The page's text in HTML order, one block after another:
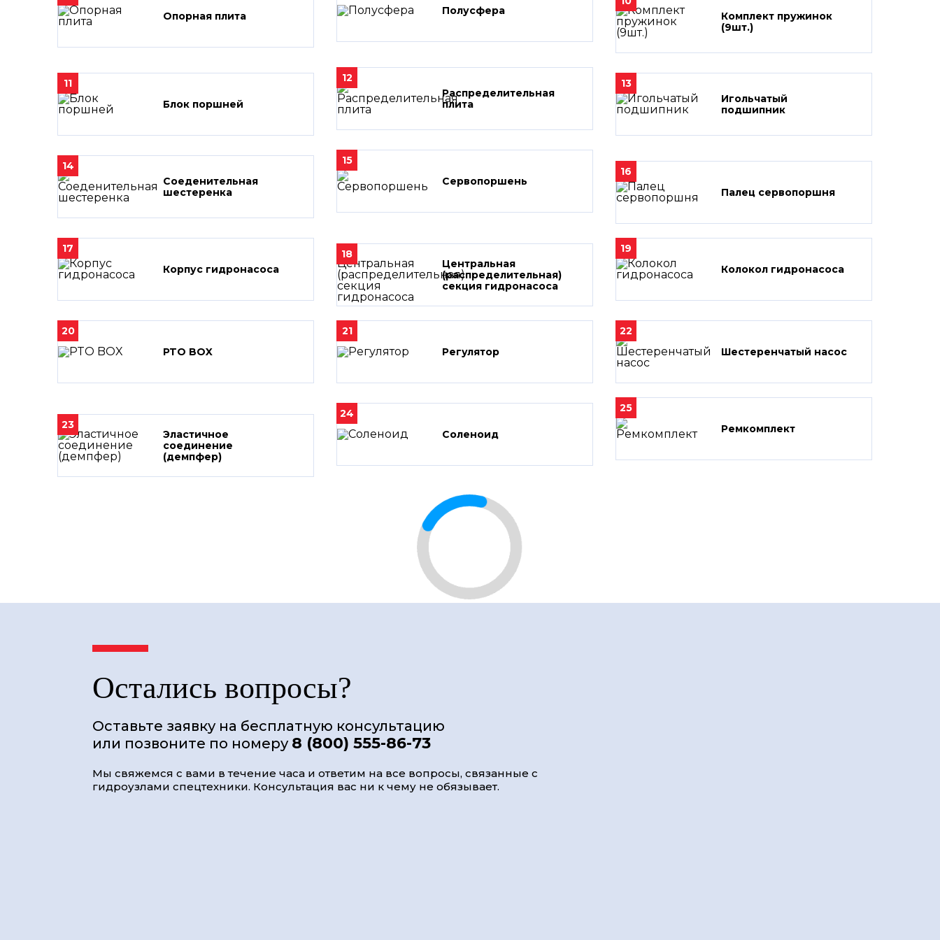
Опорная плита
Полусфера
Комплект пружинок
(9шт.)
11
Блок поршней
12
Распределительная
плита
13
Игольчатый
подшипник
14
Соеденительная
шестеренка
15
Сервопоршень
16
Палец сервопоршня
17
Корпус гидронасоса
18
Центральная
(распределительная)
секция гидронасоса
19
Колокол гидронасоса
20
PTO BOX
21
Регулятор
22
Шестеренчатый насос
23
Эластичное
соединение
(демпфер)
24
Соленоид
25
Ремкомплект
Остались вопросы?
Оставьте заявку на бесплатную консультацию
или позвоните по номеру 8 (800) 555-86-73
Мы свяжемся с вами в течение часа и ответим на все вопросы, связанные с
гидроузлами спецтехники. Консультация вас ни к чему не обязывает.